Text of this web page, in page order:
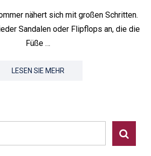
nähert sich mit großen Schritten.
Sandalen oder Flipflops an, die die
Füße …
LESEN SIE MEHR